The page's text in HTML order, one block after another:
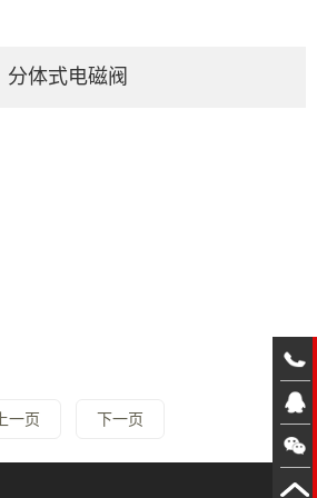
分体式电磁阀
上一页 下一页
联系我
们
400-
6699-
862
QQ客